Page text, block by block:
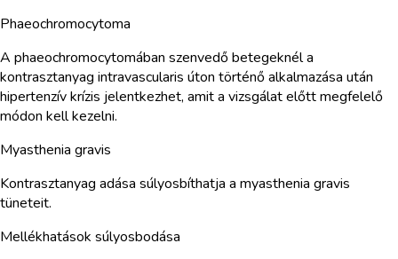
Phaeochromocytoma
A phaeochromocytomában szenvedő betegeknél a
kontrasztanyag intravascularis úton történő alkalmazása után
hipertenzív krízis jelentkezhet, amit a vizsgálat előtt megfelelő
módon kell kezelni.
Myasthenia gravis
Kontrasztanyag adása súlyosbíthatja a myasthenia gravis
tüneteit.
Mellékhatások súlyosbodása